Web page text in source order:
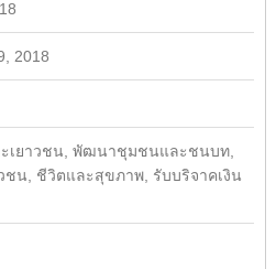
2018
ะเยาวชน, พัฒนาชุมชนและชนบท,
น, ชีวิตและสุขภาพ, รับบริจาคเงิน